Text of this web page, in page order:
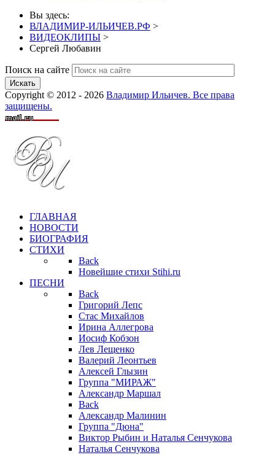
Вы здесь:
ВЛАДИМИР-ИЛЬИЧЕВ.РФ >
ВИДЕОКЛИПЫ >
Сергей Любавин
Поиск на сайте
Искать
Copyright © 2012 - 2026 Владимир Ильичев. Все права
защищены.
ГЛАВНАЯ
НОВОСТИ
БИОГРАФИЯ
СТИХИ
Back
Новейшие стихи Stihi.ru
ПЕСНИ
Back
Григорий Лепс
Стас Михайлов
Ирина Аллегрова
Иосиф Кобзон
Лев Лещенко
Валерий Леонтьев
Алексей Глызин
Группа "МИРАЖ"
Александр Маршал
Back
Александр Малинин
Группа "Дюна"
Виктор Рыбин и Наталья Сенчукова
Наталья Сенчукова